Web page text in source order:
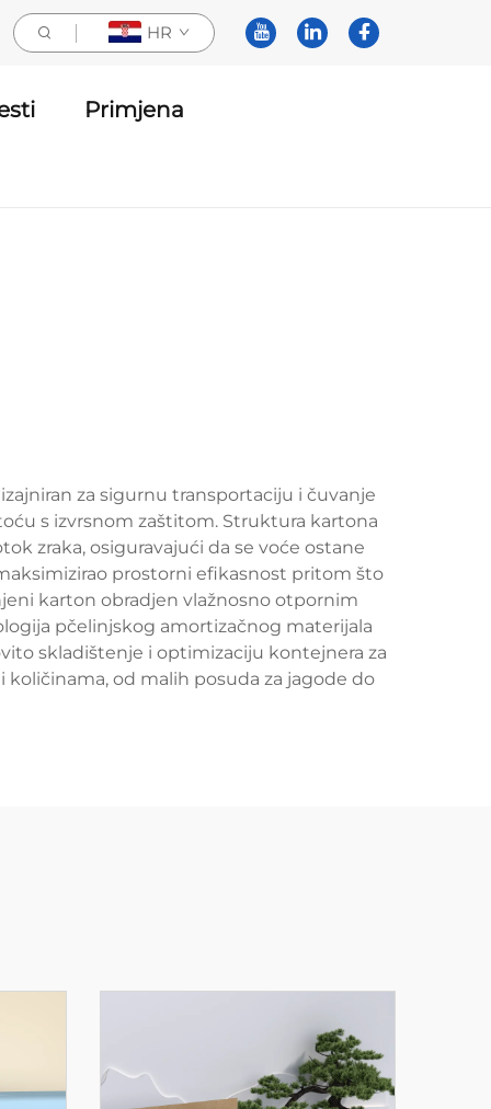
HR
Primjena
za sigurnu transportaciju i čuvanje
s izvrsnom zaštitom. Struktura kartona
zraka, osiguravajući da se voće ostane
prostorni efikasnost pritom što
karton obradjen vlažnosno otpornim
pčelinjskog amortizačnog materijala
skladištenje i optimizaciju kontejnera za
od malih posuda za jagode do